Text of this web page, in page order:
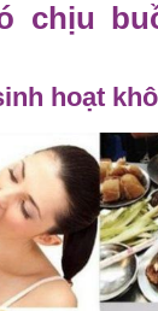
chịu
hoạt